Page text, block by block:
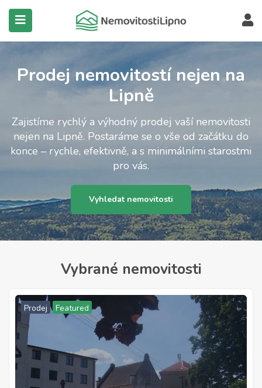
(Všechny nemovitosti)
Prodej nemovitostí nejen na
Lipně
Zajistíme rychlý a výhodný prodej vaší nemovitosti
nejen na Lipně. Postaráme se o vše od začátku do
konce – rychle, efektivně, a s minimálními starostmi
pro vás.
Vyhledat nemovitosti
Vybrané nemovitosti
Prodej Featured